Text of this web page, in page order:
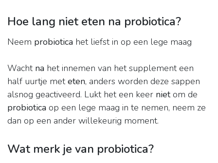
Hoe lang niet eten na probiotica?
Neem probiotica het liefst in op een lege maag
Wacht na het innemen van het supplement een
half uurtje meteten, anders worden deze sappen
alsnog geactiveerd. Lukt het een keer nietom de
probiotica op een lege maag in te nemen, neem ze
dan op een ander willekeurig moment.
Wat merk je van probiotica?